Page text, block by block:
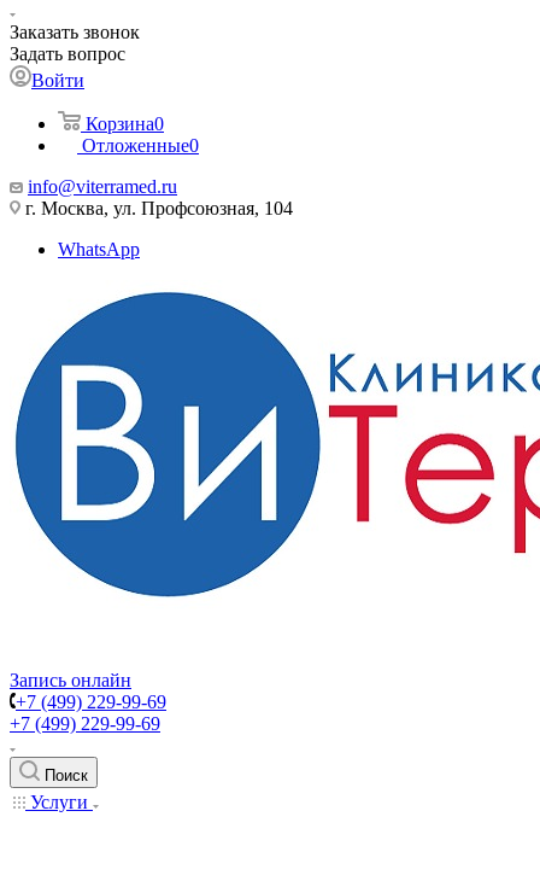
Заказать звонок
Задать вопрос
Войти
Корзина0
Отложенные0
info@viterramed.ru
г. Москва, ул. Профсоюзная, 104
WhatsApp
Запись онлайн
+7 (499) 229-99-69
+7 (499) 229-99-69
Поиск
Услуги